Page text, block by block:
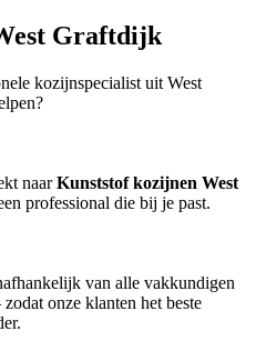
Graftdijk
kozijnspecialist uit West
naarKunststof kozijnen West
professional die bij je past.
van alle vakkundigen
zodat onze klanten het beste